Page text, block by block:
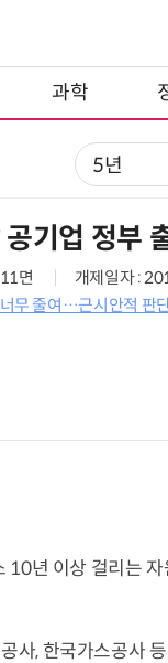
과학
기업 정부
면
개제일자 :
무 줄여…근시안적 판
년 이상 걸리는
사, 한국가스공사